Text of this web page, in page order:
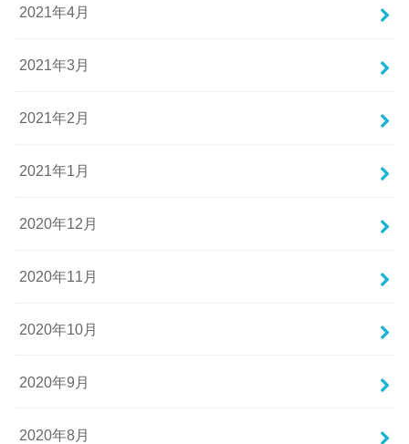
2021年4月
2021年3月
2021年2月
2021年1月
2020年12月
2020年11月
2020年10月
2020年9月
2020年8月